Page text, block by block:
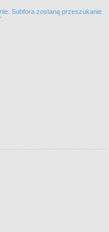
Subfora zostaną przeszukanie